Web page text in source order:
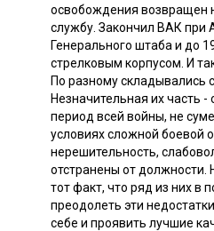
освобождения возвращен
службу. Закончил ВАК при
Генерального штаба и до
стрелковым корпусом. И
По разному складывались
Незначительная их часть -
период всей войны, не
условиях сложной боевой
нерешительность,
отстранены от должности.
тот факт, что ряд из них в
преодолеть эти
себе и проявить лучшие